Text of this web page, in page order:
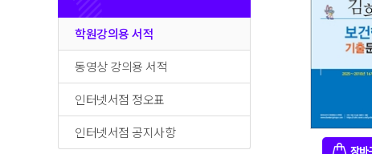
학원강의용 서적
동영상 강의용 서적
인터넷서점 정오표
인터넷서점 공지사항